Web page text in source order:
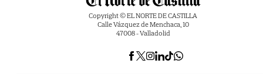
Copyright © EL NORTE DE CASTILLA
Calle Vázquez de Menchaca, 10
47008 - Valladolid